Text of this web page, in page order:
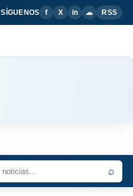
SÍGUENOS f X in ☁ RSS
⌕